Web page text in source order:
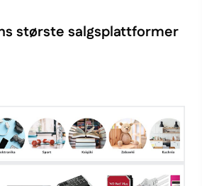
største salgsplattformer